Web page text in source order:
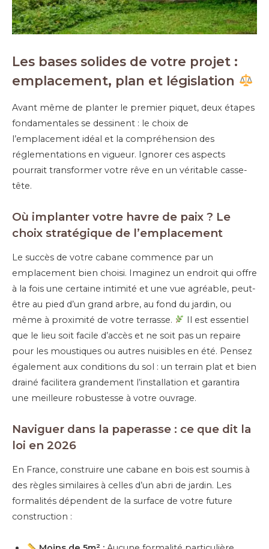
Les bases solides de votre projet :
emplacement, plan et législation
Avant même de planter le premier piquet, deux étapes
fondamentales se dessinent : le choix de
l’emplacement idéal et la compréhension des
réglementations en vigueur. Ignorer ces aspects
pourrait transformer votre rêve en un véritable casse-
tête.
Où implanter votre havre de paix ? Le
choix stratégique de l’emplacement
Le succès de votre cabane commence par un
emplacement bien choisi. Imaginez un endroit qui offre
à la fois une certaine intimité et une vue agréable, peut-
être au pied d’un grand arbre, au fond du jardin, ou
même à proximité de votre terrasse.
Il est essentiel
que le lieu soit facile d’accès et ne soit pas un repaire
pour les moustiques ou autres nuisibles en été. Pensez
également aux conditions du sol : un terrain plat et bien
drainé facilitera grandement l’installation et garantira
une meilleure robustesse à votre ouvrage.
Naviguer dans la paperasse : ce que dit la
loi en 2026
En France, construire une cabane en bois est soumis à
des règles similaires à celles d’un abri de jardin. Les
formalités dépendent de la surface de votre future
construction :